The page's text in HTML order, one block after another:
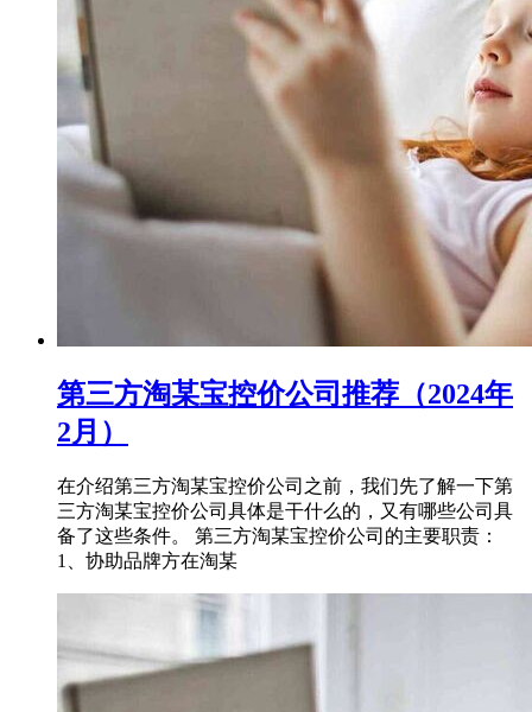
第三方淘某宝控价公司推荐（2024年
2月）
在介绍第三方淘某宝控价公司之前，我们先了解一下第
三方淘某宝控价公司具体是干什么的，又有哪些公司具
备了这些条件。 第三方淘某宝控价公司的主要职责：
1、协助品牌方在淘某